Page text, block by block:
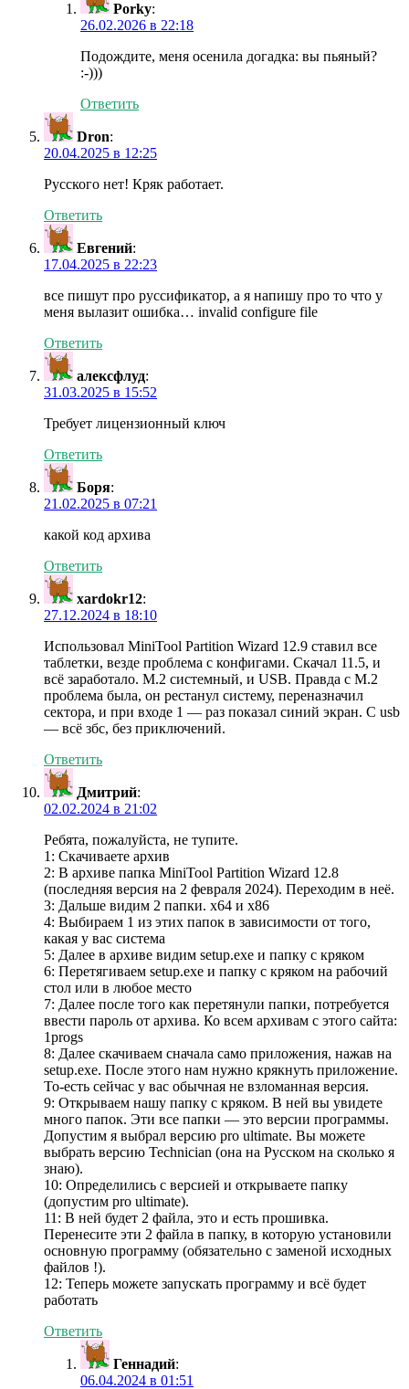
Porky:
26.02.2026 в 22:18
Подождите, меня осенила догадка: вы пьяный?
:-)))
Ответить
Dron:
20.04.2025 в 12:25
Русского нет! Кряк работает.
Ответить
Евгений:
17.04.2025 в 22:23
все пишут про руссификатор, а я напишу про то что у
меня вылазит ошибка… invalid configure file
Ответить
алексфлуд:
31.03.2025 в 15:52
Требует лицензионный ключ
Ответить
Боря:
21.02.2025 в 07:21
какой код архива
Ответить
xardokr12:
27.12.2024 в 18:10
Использовал MiniTool Partition Wizard 12.9 ставил все
таблетки, везде проблема с конфигами. Cкачал 11.5, и
всё заработало. M.2 системный, и USB. Правда с M.2
проблема была, он рестанул систему, переназначил
сектора, и при входе 1 — раз показал синий экран. С usb
— всё збс, без приключений.
Ответить
Дмитрий:
02.02.2024 в 21:02
Ребята, пожалуйста, не тупите.
1: Скачиваете архив
2: В архиве папка MiniTool Partition Wizard 12.8
(последняя версия на 2 февраля 2024). Переходим в неё.
3: Дальше видим 2 папки. x64 и x86
4: Выбираем 1 из этих папок в зависимости от того,
какая у вас система
5: Далее в архиве видим setup.exe и папку с кряком
6: Перетягиваем setup.exe и папку с кряком на рабочий
стол или в любое место
7: Далее после того как перетянули папки, потребуется
ввести пароль от архива. Ко всем архивам с этого сайта:
1progs
8: Далее скачиваем сначала само приложения, нажав на
setup.exe. После этого нам нужно крякнуть приложение.
То-есть сейчас у вас обычная не взломанная версия.
9: Открываем нашу папку с кряком. В ней вы увидете
много папок. Эти все папки — это версии программы.
Допустим я выбрал версию pro ultimate. Вы можете
выбрать версию Technician (она на Русском на сколько я
знаю).
10: Определились с версией и открываете папку
(допустим pro ultimate).
11: В ней будет 2 файла, это и есть прошивка.
Перенесите эти 2 файла в папку, в которую установили
основную программу (обязательно с заменой исходных
файлов !).
12: Теперь можете запускать программу и всё будет
работать
Ответить
Геннадий:
06.04.2024 в 01:51